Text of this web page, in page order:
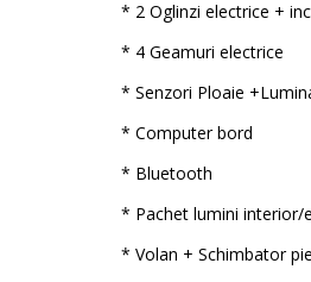
* 2 Oglinzi electrice +
* 4 Geamuri electrice
* Senzori Ploaie
* Computer bord
* Bluetooth
* Pachet lumini interior/
* Volan + Schimbator